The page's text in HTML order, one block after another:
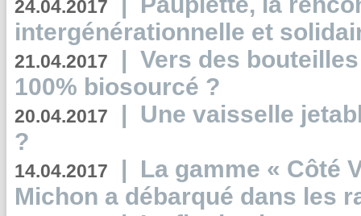
24.04.2017
intergénérationnelle et
21.04.2017 | Vers des
100% biosourcé ?
20.04.2017 | Une vaisselle
?
14.04.2017 | La gamme « Côté
Michon a débarqué dans les